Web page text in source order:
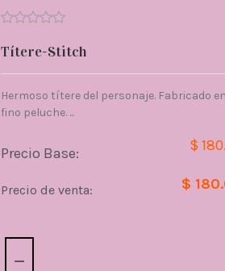
Títere-Stitch
Hermoso títere del personaje. Fabricado
fino peluche. ...
Precio Base: $
Precio de venta: $